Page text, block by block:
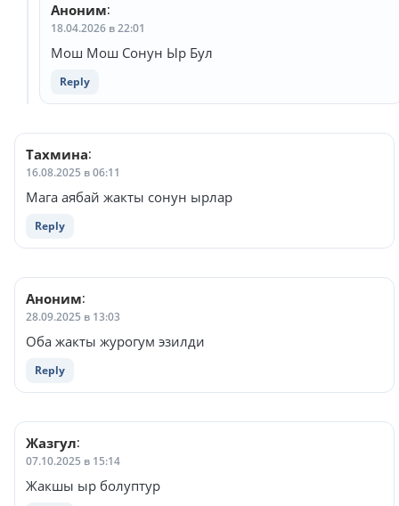
Аноним:
18.04.2026 в 22:01
Мош Мош Сонун Ыр Бул
Reply
Тахмина:
16.08.2025 в 06:11
Мага аябай жакты сонун ырлар
Reply
Аноним:
28.09.2025 в 13:03
Оба жакты журогум эзилди
Reply
Жазгул:
07.10.2025 в 15:14
Жакшы ыр болуптур